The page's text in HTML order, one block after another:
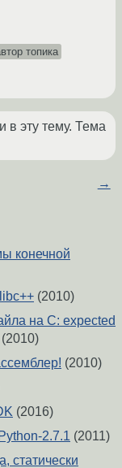
топика
в эту тему. Тема
→
конечной
(2010)
на C: expected
(2010)
(2010)
(2016)
2.7.1 (2011)
статически